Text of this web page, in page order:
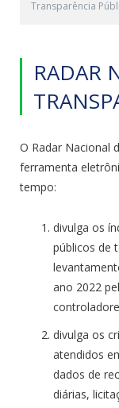
Transparência
RADAR
O Radar Nacional
ferramenta
tempo:
divulga os
públicos de
ano 2022
divulga os
atendidos
dados de
diárias,